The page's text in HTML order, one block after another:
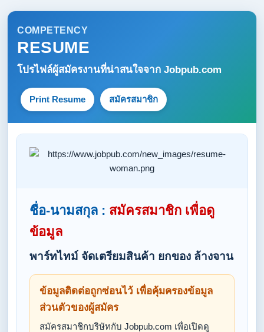
COMPETENCY
RESUME
โปรไฟล์ผู้สมัครงานที่น่าสนใจจาก Jobpub.com
Print Resume สมัครสมาชิก
ชื่อ-นามสกุล : สมัครสมาชิก เพื่อดู
ข้อมูล
พาร์ทไทม์ จัดเตรียมสินค้า ยกของ ล้างจาน
ข้อมูลติดต่อถูกซ่อนไว้ เพื่อคุ้มครองข้อมูล
ส่วนตัวของผู้สมัคร
สมัครสมาชิกบริษัทกับ Jobpub.com เพื่อเปิดดู